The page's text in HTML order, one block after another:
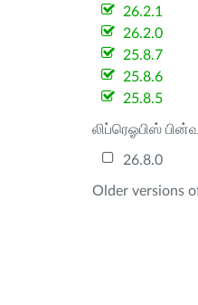
26.2.1
26.2.0
25.8.7
25.8.6
25.8.5
லிப்ரெஓபிஸ்
26.8.0
Older versions